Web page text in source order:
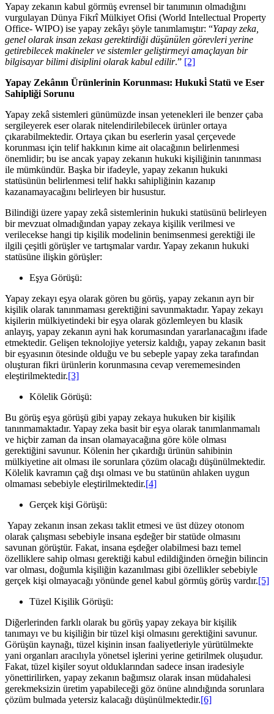
Yapay zekanın kabul görmüş evrensel bir tanımının olmadığını
vurgulayan Dünya Fikrî Mülkiyet Ofisi (World Intellectual Property
Office- WIPO) ise yapay zekâyı şöyle tanımlamıştır: “Yapay zeka,
genel olarak insan zekası gerektirdiği düşünülen görevleri yerine
getirebilecek makineler ve sistemler geliştirmeyi amaçlayan bir
bilgisayar bilimi disiplini olarak kabul edilir.” [2]
Yapay Zekânın Ürünlerinin Korunması: Hukuki̇ Statü ve Eser
Sahipliği Sorunu
Yapay zekâ sistemleri günümüzde insan yetenekleri ile benzer çaba
sergileyerek eser olarak nitelendirilebilecek ürünler ortaya
çıkarabilmektedir. Ortaya çıkan bu eserlerin yasal çerçevede
korunması için telif hakkının kime ait olacağının belirlenmesi
önemlidir; bu ise ancak yapay zekanın hukuki kişiliğinin tanınması
ile mümkündür. Başka bir ifadeyle, yapay zekanın hukuki
statüsünün belirlenmesi telif hakkı sahipliğinin kazanıp
kazanamayacağını belirleyen bir husustur.
Bilindiği üzere yapay zekâ sistemlerinin hukuki statüsünü belirleyen
bir mevzuat olmadığından yapay zekaya kişilik verilmesi ve
verilecekse hangi tip kişilik modelinin benimsenmesi gerektiği ile
ilgili çeşitli görüşler ve tartışmalar vardır. Yapay zekanın hukuki
statüsüne ilişkin görüşler:
Eşya Görüşü:
Yapay zekayı eşya olarak gören bu görüş, yapay zekanın ayrı bir
kişilik olarak tanınmaması gerektiğini savunmaktadır. Yapay zekayı
kişilerin mülkiyetindeki bir eşya olarak gözlemleyen bu klasik
anlayış, yapay zekanın ayni hak korumasından yararlanacağını ifade
etmektedir. Gelişen teknolojiye yetersiz kaldığı, yapay zekanın basit
bir eşyasının ötesinde olduğu ve bu sebeple yapay zeka tarafından
oluşturan fikri ürünlerin korunmasına cevap verememesinden
eleştirilmektedir.[3]
Kölelik Görüşü:
Bu görüş eşya görüşü gibi yapay zekaya hukuken bir kişilik
tanınmamaktadır. Yapay zeka basit bir eşya olarak tanımlanmamalı
ve hiçbir zaman da insan olamayacağına göre köle olması
gerektiğini savunur. Kölenin her çıkardığı ürünün sahibinin
mülkiyetine ait olması ile sorunlara çözüm olacağı düşünülmektedir.
Kölelik kavramın çağ dışı olması ve bu statünün ahlaken uygun
olmaması sebebiyle eleştirilmektedir.[4]
Gerçek kişi Görüşü:
Yapay zekanın insan zekası taklit etmesi ve üst düzey otonom
olarak çalışması sebebiyle insana eşdeğer bir statüde olmasını
savunan görüştür. Fakat, insana eşdeğer olabilmesi bazı temel
özelliklere sahip olması gerektiği kabul edildiğinden örneğin bilincin
var olması, doğumla kişiliğin kazanılması gibi özellikler sebebiyle
gerçek kişi olmayacağı yönünde genel kabul görmüş görüş vardır.[5]
Tüzel Kişilik Görüşü:
Diğerlerinden farklı olarak bu görüş yapay zekaya bir kişilik
tanımayı ve bu kişiliğin bir tüzel kişi olmasını gerektiğini savunur.
Görüşün kaynağı, tüzel kişinin insan faaliyetleriyle yürütülmekte
yani organları aracılıyla yönetsel işlerini yerine getirilmek oluşudur.
Fakat, tüzel kişiler soyut olduklarından sadece insan iradesiyle
yönettirilirken, yapay zekanın bağımsız olarak insan müdahalesi
gerekmeksizin üretim yapabileceği göz önüne alındığında sorunlara
çözüm bulmada yetersiz kalacağı düşünülmektedir.[6]